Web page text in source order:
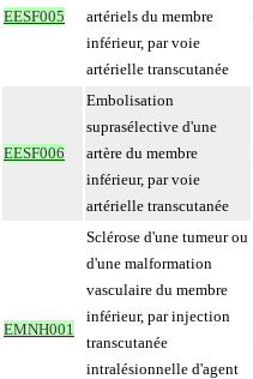
EESF005
artériels du membre
inférieur, par voie
artérielle transcutanée
EESF006
Embolisation
suprasélective d'une
artère du membre
inférieur, par voie
artérielle transcutanée
EMNH001
Sclérose d'une tumeur ou
d'une malformation
vasculaire du membre
inférieur, par injection
transcutanée
intralésionnelle d'agent